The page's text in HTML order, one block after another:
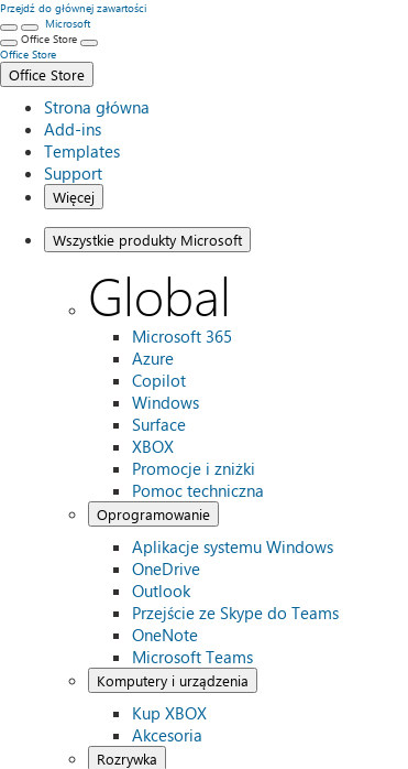
Przejdź do głównej zawartości
Microsoft
Office Store
Office Store
Office Store
Strona główna
Add-ins
Templates
Support
Więcej
Wszystkie produkty Microsoft
Global
Microsoft 365
Azure
Copilot
Windows
Surface
XBOX
Promocje i zniżki
Pomoc techniczna
Oprogramowanie
Aplikacje systemu Windows
OneDrive
Outlook
Przejście ze Skype do Teams
OneNote
Microsoft Teams
Komputery i urządzenia
Kup XBOX
Akcesoria
Rozrywka